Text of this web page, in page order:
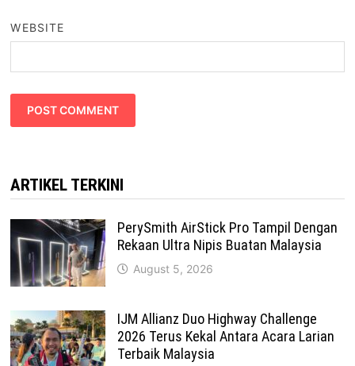
WEBSITE
ARTIKEL TERKINI
PerySmith AirStick Pro Tampil Dengan
Rekaan Ultra Nipis Buatan Malaysia
August 5, 2026
IJM Allianz Duo Highway Challenge
2026 Terus Kekal Antara Acara Larian
Terbaik Malaysia